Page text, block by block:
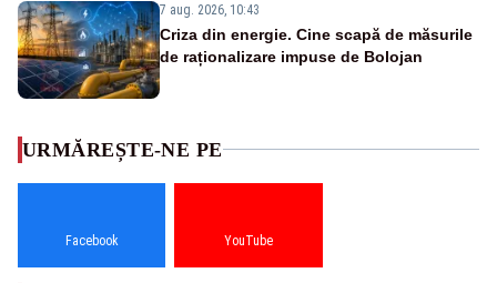
7 aug. 2026, 10:43
Criza din energie. Cine scapă de măsurile
de raționalizare impuse de Bolojan
URMĂREȘTE-NE PE
Facebook YouTube